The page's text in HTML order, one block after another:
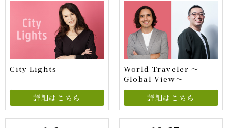
City Lights
詳細はこちら
World Traveler ～
Global View～
詳細はこちら